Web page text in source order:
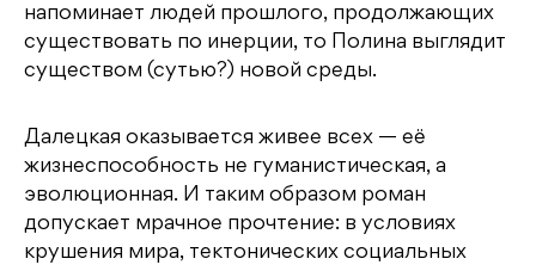
напоминает людей прошлого, продолжающих
существовать по инерции, то Полина выглядит
существом (сутью?) новой среды.
Далецкая оказывается живее всех — её
жизнеспособность не гуманистическая, а
эволюционная. И таким образом роман
допускает мрачное прочтение: в условиях
крушения мира, тектонических социальных